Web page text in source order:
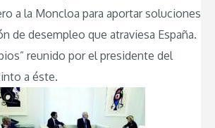
a la Moncloa para aportar soluciones
de desempleo que atraviesa España.
reunido por el presidente del
a éste.